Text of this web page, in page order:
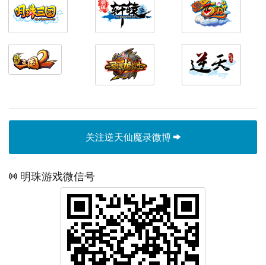
关注逆天仙魔录微博
明珠游戏微信号